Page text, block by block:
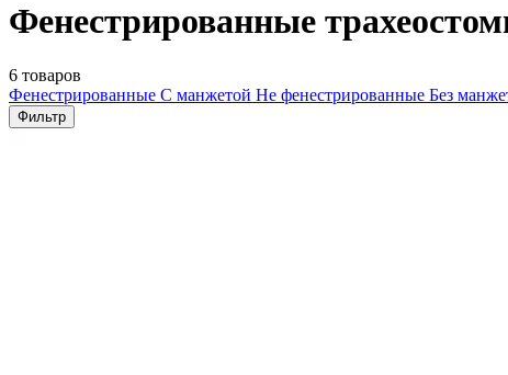
Фенестрированные
6 товаров
Фенестрированные С манжетой Не фенестрированные Без
Фильтр